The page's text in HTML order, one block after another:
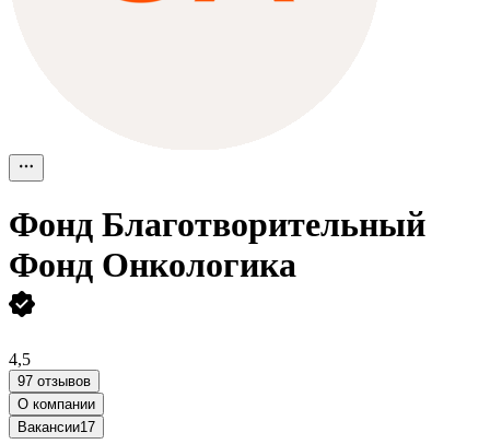
Фонд Благотворительный
Фонд Онкологика
4,5
97 отзывов
О компании
Вакансии17